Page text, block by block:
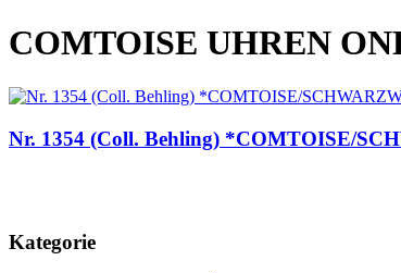
COMTOISE UHREN
Nr. 1354 (Coll. Behling) *COMTOISE/
Kategorie